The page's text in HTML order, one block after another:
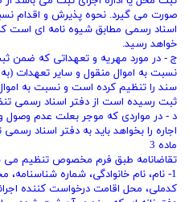
صورت می‌ گیرد. نحوه پذیرش و اقدام
اسناد رسمی مطابق شیوه ‌نامه‌ ای
خواهد رسید.
ج - در مورد مهریه و تعهداتی که ضمن
نسبت به اموال منقول و سایر تعهدات
سند را تنظیم کرده است و نسبت به
ثبت رسیده است از دفتر اسناد رسمی
د - در مواردی که موجر بعلت عدم
اجاره را بخواهد باید به دفتر اسناد
ماده 3
تقاضانامه طبق فرم مخصوص تنظیم می‌
1- نام، نام خانوادگی، شماره شناسنامه،
کدملی، محل اقامت درخواست کننده